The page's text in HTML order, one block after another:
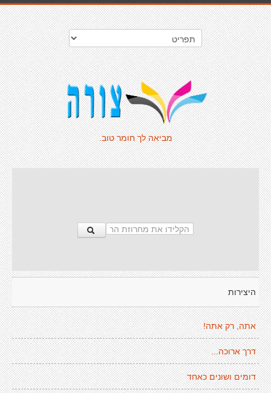
מביאה לך חומר טוב.
היצירות
אתה, רק אתה!
דרך ארוכה...
דומים ושונים כאחד